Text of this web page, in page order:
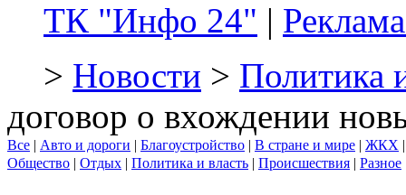
ТК "Инфо 24" |
> Новости > Политика
договор о вхождении
Все | Авто и дороги | Благоустройство | В стране и мире | ЖКХ
Общество | Отдых | Политика и власть | Происшествия | Разное